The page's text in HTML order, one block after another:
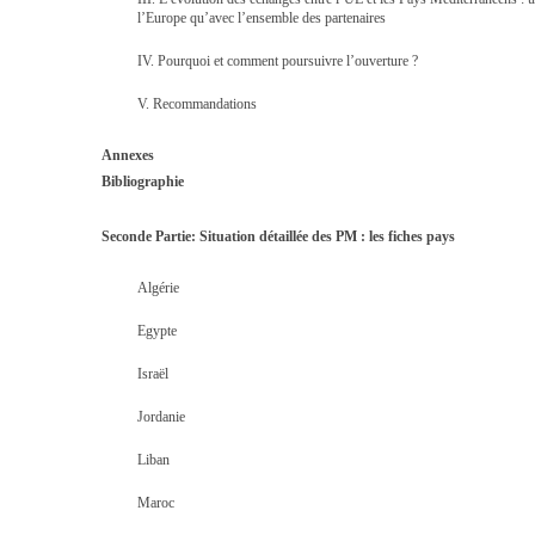
l’Europe qu’avec l’ensemble des partenaires
IV. Pourquoi et comment poursuivre l’ouverture ?
V. Recommandations
Annexes
Bibliographie
Seconde Partie: Situation détaillée des PM : les fiches pays
Algérie
Egypte
Israël
Jordanie
Liban
Maroc